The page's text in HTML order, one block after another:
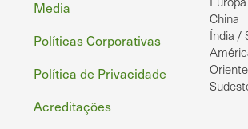
China
Índia /
Media
Políticas Corporativas
Política de Privacidade
Acreditações